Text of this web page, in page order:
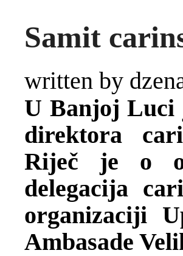
Samit
written by
U Banjoj Luci
direktora
Riječ je o
delegacija
organizaciji
Ambasade